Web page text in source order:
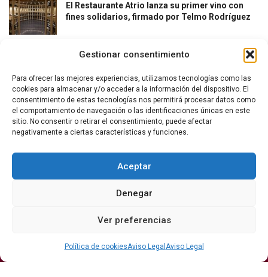
Gestionar consentimiento
Para ofrecer las mejores experiencias, utilizamos tecnologías como las
cookies para almacenar y/o acceder a la información del dispositivo. El
consentimiento de estas tecnologías nos permitirá procesar datos como
el comportamiento de navegación o las identificaciones únicas en este
sitio. No consentir o retirar el consentimiento, puede afectar
negativamente a ciertas características y funciones.
Aceptar
Denegar
Ver preferencias
Política de cookiesAviso Legal Aviso Legal
El Restaurante Atrio lanza su primer vino con
fines solidarios, firmado por Telmo Rodríguez
La revista del vino y la gastronomía.
Gastronomía
Protagonistas